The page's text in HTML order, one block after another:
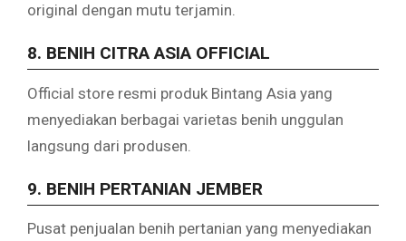
original dengan mutu terjamin.
8. BENIH CITRA ASIA OFFICIAL
Official store resmi produk Bintang Asia yang
menyediakan berbagai varietas benih unggulan
langsung dari produsen.
9. BENIH PERTANIAN JEMBER
Pusat penjualan benih pertanian yang menyediakan